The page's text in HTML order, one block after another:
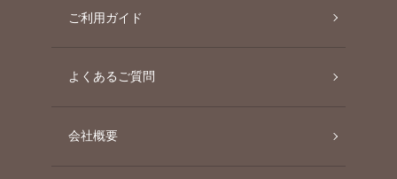
ご利用ガイド
よくあるご質問
会社概要